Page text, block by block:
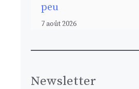
peu
7 août 2026
Newsletter